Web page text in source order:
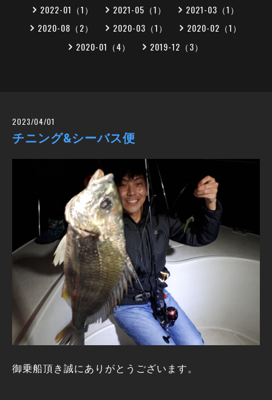
2022-01（1）
2021-05（1）
2021-03（1）
2020-08（2）
2020-03（1）
2020-02（1）
2020-01（4）
2019-12（3）
2023/04/01
チニング&シーバス便
御乗船頂き誠にありがとうございます。